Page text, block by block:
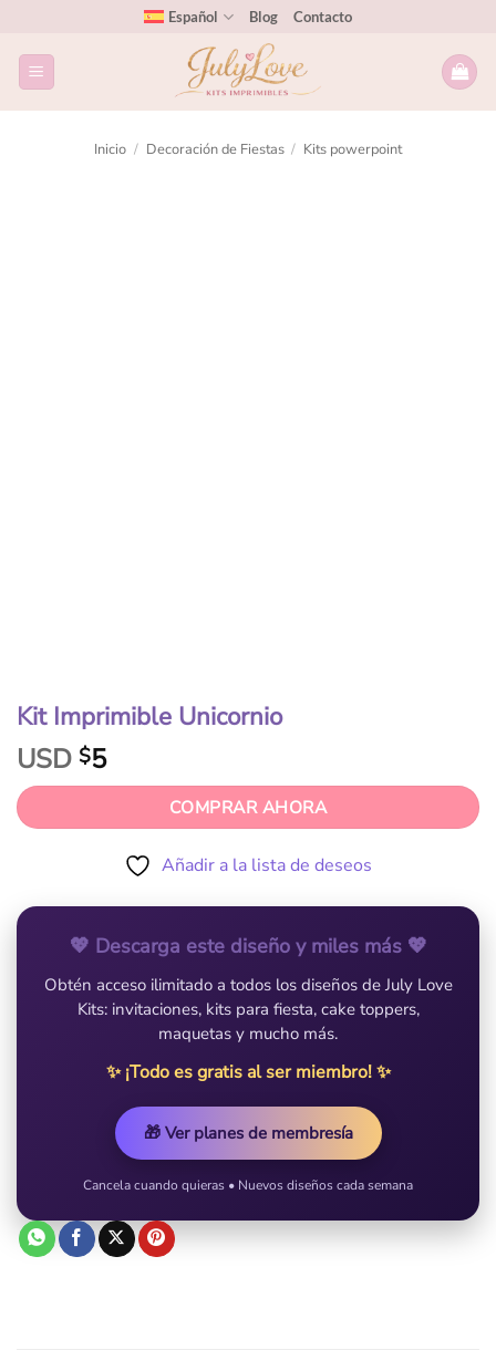
Español Blog Contacto
Inicio / Decoración de Fiestas / Kits powerpoint
Kit Imprimible Unicornio
USD $5
COMPRAR AHORA
Añadir a la lista de deseos
💖 Descarga este diseño y miles más 💖
Obtén acceso ilimitado a todos los diseños de July Love
Kits: invitaciones, kits para fiesta, cake toppers,
maquetas y mucho más.
✨ ¡Todo es gratis al ser miembro! ✨
🎁 Ver planes de membresía
Cancela cuando quieras • Nuevos diseños cada semana